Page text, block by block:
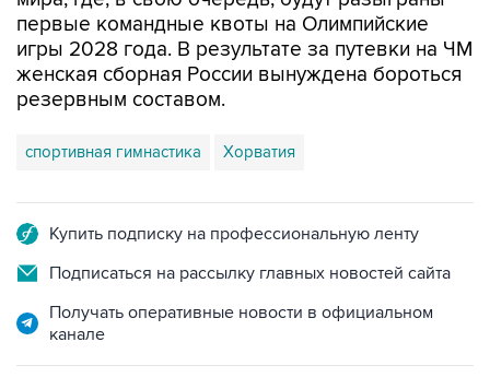
первые командные квоты на Олимпийские
игры 2028 года. В результате за путевки на ЧМ
женская сборная России вынуждена бороться
резервным составом.
спортивная гимнастика Хорватия
Купить подписку на профессиональную ленту
Подписаться на рассылку главных новостей сайта
Получать оперативные новости в официальном
канале